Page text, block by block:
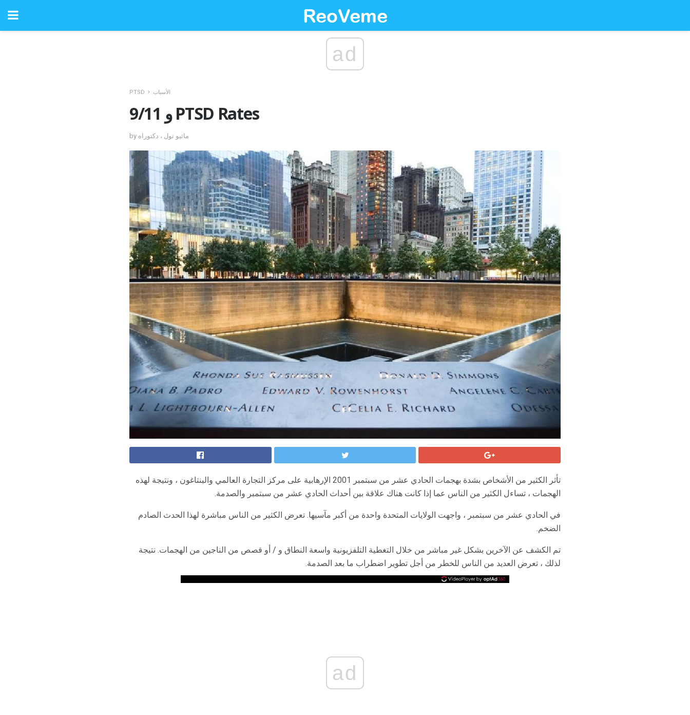
ad
PTSD الأسباب
9/11 و PTSD Rates
by ماثيو تول ، دكتوراه
تأثر الكثير من الأشخاص بشدة بهجمات الحادي عشر من سبتمبر 2001 الإرهابية على مركز التجارة العالمي والبنتاغون ، ونتيجة لهذه
الهجمات ، تساءل الكثير من الناس عما إذا كانت هناك علاقة بين أحداث الحادي عشر من سبتمبر والصدمة.
في الحادي عشر من سبتمبر ، واجهت الولايات المتحدة واحدة من أكبر مآسيها. تعرض الكثير من الناس مباشرة لهذا الحدث الصادم
الضخم.
تم الكشف عن الآخرين بشكل غير مباشر من خلال التغطية التلفزيونية واسعة النطاق و / أو قصص من الناجين من الهجمات. نتيجة
لذلك ، تعرض العديد من الناس للخطر من أجل تطوير اضطراب ما بعد الصدمة.
ad